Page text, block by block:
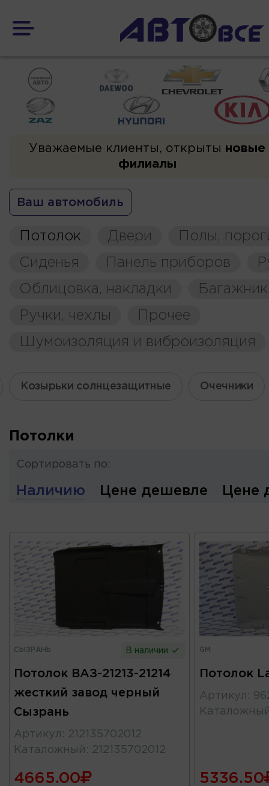
Уважаемые клиенты, открыты новые
филиалы
Ваш автомобиль
Потолок Двери
Полы,
Сиденья
Панель приборов
Облицовка, накладки
Багажник
Ручки, чехлы
Прочее
Шумоизоляция и виброизоляция
Козырьки солнцезащитные Очечники
Потолки
Сортировать по:
Наличию Цене дешевле Цене
СЫЗРАНЬ В наличии
Потолок ВАЗ-21213-21214
жесткий завод черный
Сызрань
Артикул : 212135702012
Каталожный : 212135702012
4665.00
GM
Потолок
Артикул :
5336.50